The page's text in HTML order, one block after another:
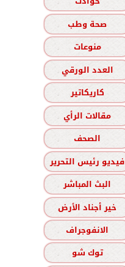
صحة وطب
منوعات
العدد الورقي
كاريكاتير
مقالات الرأي
الصحف
فيديو رئيس التحرير
البث المباشر
خير أجناد الأرض
الانفوجراف
توك شو